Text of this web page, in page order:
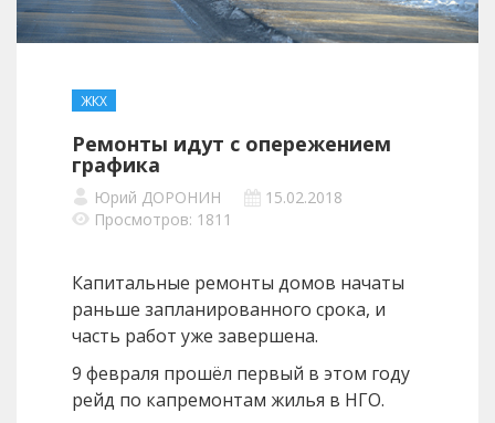
ЖКХ
Ремонты идут с опережением
графика
Юрий ДОРОНИН
15.02.2018
Просмотров: 1811
Капитальные ремонты домов начаты
раньше запланированного срока, и
часть работ уже завершена.
9 февраля прошёл первый в этом году
рейд по капремонтам жилья в НГО.